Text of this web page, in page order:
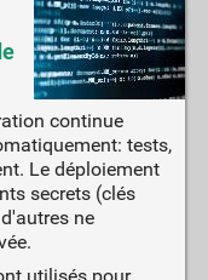
continue
tests,
Le déploiement
secrets (clés
ne